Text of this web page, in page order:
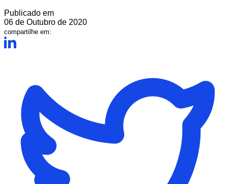
Publicado em
06 de Outubro de 2020
compartilhe em: